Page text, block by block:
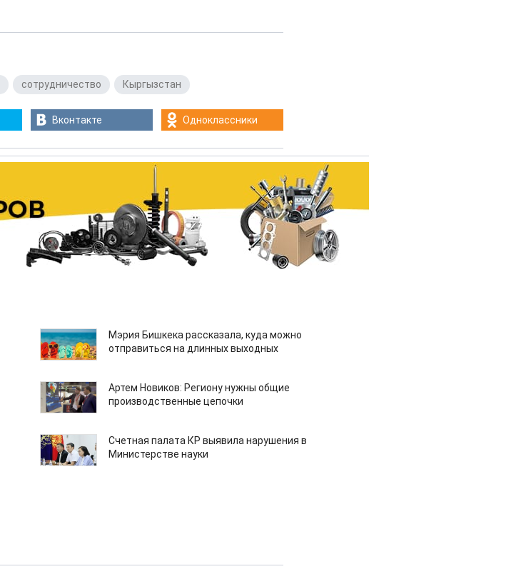
сотрудничество Кыргызстан
Вконтакте Одноклассники
Мэрия Бишкека рассказала, куда можно
отправиться на длинных выходных
Артем Новиков: Региону нужны общие
производственные цепочки
Счетная палата КР выявила нарушения в
Министерстве науки